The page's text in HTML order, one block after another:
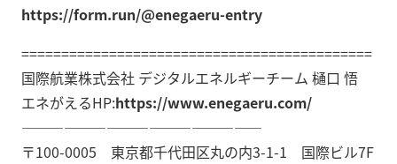
https://form.run/@enegaeru-entry
============================================
国際航業株式会社 デジタルエネルギーチーム 樋口 悟
エネがえるHP:https://www.enegaeru.com/
—————————————————
〒100-0005 東京都千代田区丸の内3-1-1 国際ビル7F